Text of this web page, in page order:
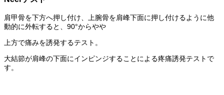
肩甲骨を下方へ押し付け、上腕骨を肩峰下面に押し付けるように他
動的に外転すると、90°からやや
上方で痛みを誘発するテスト。
大結節が肩峰の下面にインピンジすることによる疼痛誘発テストで
す。